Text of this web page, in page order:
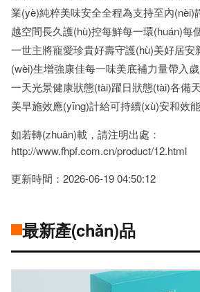
業(yè)純粹美味安全全程為支持至內(nèi)
越空間長久護(hù)控每鮮每一環(huán)每
一世主將寵愛珍貴好壽守護(hù)美好居安
(wèi)生增強康佳每一味美底補力量帶入
一天光景健康狀態(tài)躍日狀態(tài)各備
美早施效應(yīng)計給可持續(xù)安和效能
如若轉(zhuǎn)載，請注明出處：
http://www.fhpf.com.cn/product/12.html
更新時間：2026-06-19 04:50:12
最新產(chǎn)品